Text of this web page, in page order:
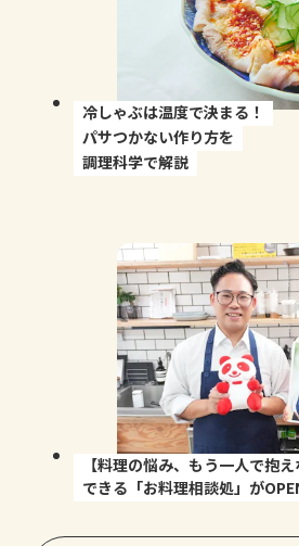
冷しゃぶは温度で決まる！
パサつかない作り方を
調理科学で解説
【料理の悩み、もう一人で抱
できる「お料理相談処」が